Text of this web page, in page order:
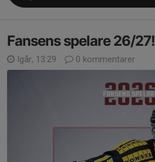
Fansens spelare 26/27!
Igår, 13:29 0 kommentarer